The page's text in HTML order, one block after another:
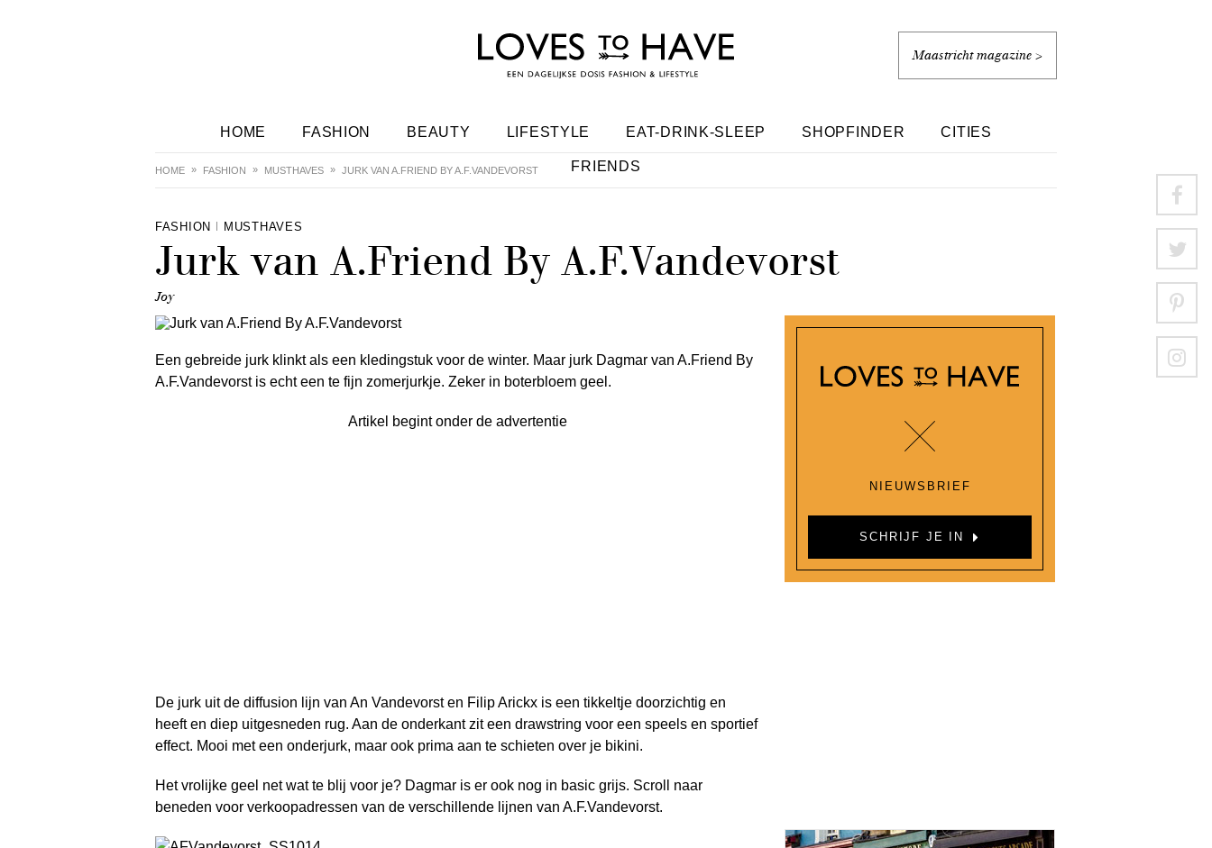
Maastricht magazine >
HOME FASHION BEAUTY LIFESTYLE EAT-DRINK-SLEEP SHOPFINDER CITIES
FRIENDS
HOME FASHION MUSTHAVES JURK VAN A.FRIEND BY A.F.VANDEVORST
FASHION MUSTHAVES
Jurk van A.Friend By A.F.Vandevorst
Joy
Een gebreide jurk klinkt als een kledingstuk voor de winter. Maar jurk Dagmar van A.Friend By
A.F.Vandevorst is echt een te fijn zomerjurkje. Zeker in boterbloem geel.
Artikel begint onder de advertentie
De jurk uit de diffusion lijn van An Vandevorst en Filip Arickx is een tikkeltje doorzichtig en
heeft en diep uitgesneden rug. Aan de onderkant zit een drawstring voor een speels en sportief
effect. Mooi met een onderjurk, maar ook prima aan te schieten over je bikini.
Het vrolijke geel net wat te blij voor je? Dagmar is er ook nog in basic grijs. Scroll naar
beneden voor verkoopadressen van de verschillende lijnen van A.F.Vandevorst.
NIEUWSBRIEF
SCHRIJF JE IN